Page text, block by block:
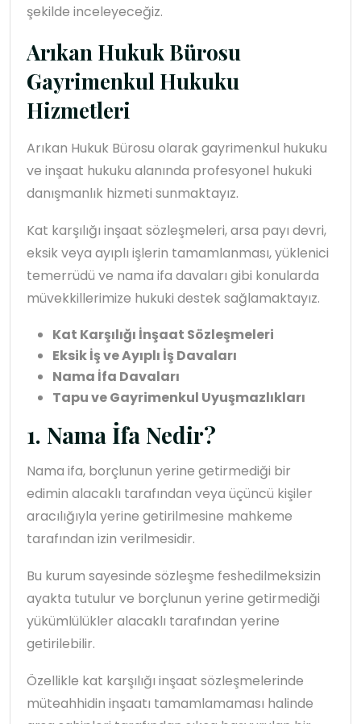
şekilde inceleyeceğiz.
Arıkan Hukuk Bürosu
Gayrimenkul Hukuku
Hizmetleri
Arıkan Hukuk Bürosu olarak gayrimenkul hukuku
ve inşaat hukuku alanında profesyonel hukuki
danışmanlık hizmeti sunmaktayız.
Kat karşılığı inşaat sözleşmeleri, arsa payı devri,
eksik veya ayıplı işlerin tamamlanması, yüklenici
temerrüdü ve nama ifa davaları gibi konularda
müvekkillerimize hukuki destek sağlamaktayız.
Kat Karşılığı İnşaat Sözleşmeleri
Eksik İş ve Ayıplı İş Davaları
Nama İfa Davaları
Tapu ve Gayrimenkul Uyuşmazlıkları
1. Nama İfa Nedir?
Nama ifa, borçlunun yerine getirmediği bir
edimin alacaklı tarafından veya üçüncü kişiler
aracılığıyla yerine getirilmesine mahkeme
tarafından izin verilmesidir.
Bu kurum sayesinde sözleşme feshedilmeksizin
ayakta tutulur ve borçlunun yerine getirmediği
yükümlülükler alacaklı tarafından yerine
getirilebilir.
Özellikle kat karşılığı inşaat sözleşmelerinde
müteahhidin inşaatı tamamlamaması halinde